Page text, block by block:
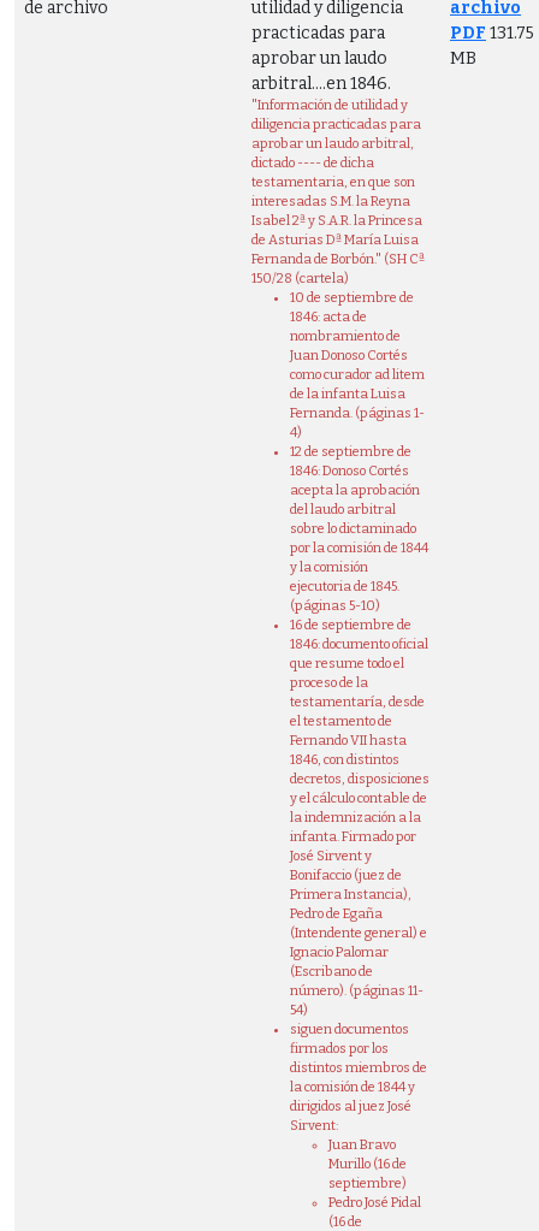
de archivo
utilidad y diligencia
practicadas para
aprobar un laudo
arbitral....en 1846.
"Información de utilidad y
diligencia practicadas para
aprobar un laudo arbitral,
dictado ---- de dicha
testamentaria, en que son
interesadas S.M. la Reyna
Isabel 2ª y S.A.R. la Princesa
de Asturias Dª María Luisa
Fernanda de Borbón." (SH Cª
150/28 (cartela)
10 de septiembre de
1846: acta de
nombramiento de
Juan Donoso Cortés
como curador ad litem
de la infanta Luisa
Fernanda. (páginas 1-
4)
12 de septiembre de
1846: Donoso Cortés
acepta la aprobación
del laudo arbitral
sobre lo dictaminado
por la comisión de 1844
y la comisión
ejecutoria de 1845.
(páginas 5-10)
16 de septiembre de
1846: documento oficial
que resume todo el
proceso de la
testamentaría, desde
el testamento de
Fernando VII hasta
1846, con distintos
decretos, disposiciones
y el cálculo contable de
la indemnización a la
infanta. Firmado por
José Sirvent y
Bonifaccio (juez de
Primera Instancia),
Pedro de Egaña
(Intendente general) e
Ignacio Palomar
(Escribano de
número). (páginas 11-
54)
siguen documentos
firmados por los
distintos miembros de
la comisión de 1844 y
dirigidos al juez José
Sirvent:
Juan Bravo
Murillo (16 de
septiembre)
Pedro José Pidal
(16 de
archivo
PDF 131.75
MB